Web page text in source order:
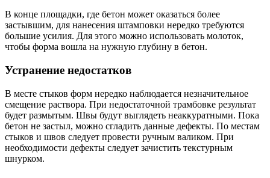
В конце площадки, где бетон может оказаться более
застывшим, для нанесения штамповки нередко требуются
большие усилия. Для этого можно использовать молоток,
чтобы форма вошла на нужную глубину в бетон.
Устранение недостатков
В месте стыков форм нередко наблюдается незначительное
смещение раствора. При недостаточной трамбовке результат
будет размытым. Швы будут выглядеть неаккуратными. Пока
бетон не застыл, можно сгладить данные дефекты. По местам
стыков и швов следует провести ручным валиком. При
необходимости дефекты следует зачистить текстурным
шнурком.